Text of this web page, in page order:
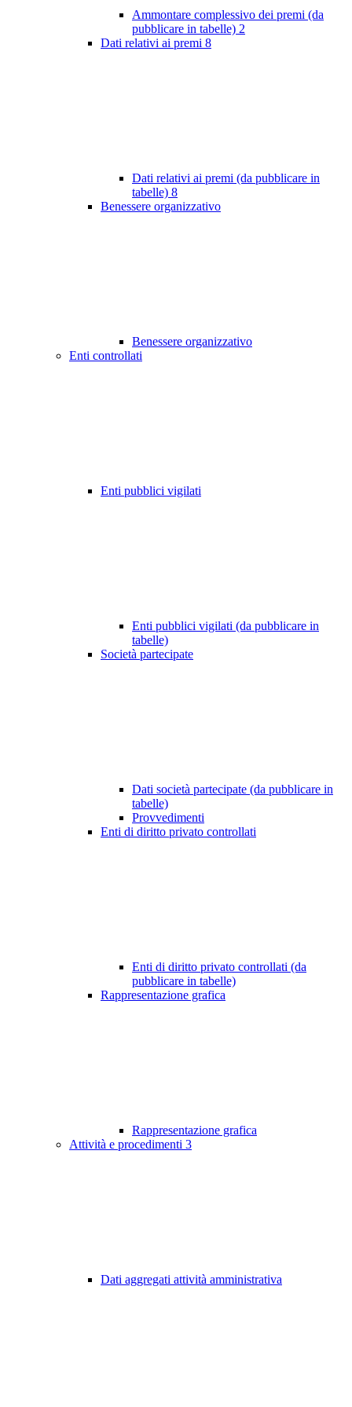
Ammontare complessivo dei premi (da
pubblicare in tabelle) 2
Dati relativi ai premi 8
Dati relativi ai premi (da pubblicare in
tabelle) 8
Benessere organizzativo
Benessere organizzativo
Enti controllati
Enti pubblici vigilati
Enti pubblici vigilati (da pubblicare in
tabelle)
Società partecipate
Dati società partecipate (da pubblicare in
tabelle)
Provvedimenti
Enti di diritto privato controllati
Enti di diritto privato controllati (da
pubblicare in tabelle)
Rappresentazione grafica
Rappresentazione grafica
Attività e procedimenti 3
Dati aggregati attività amministrativa